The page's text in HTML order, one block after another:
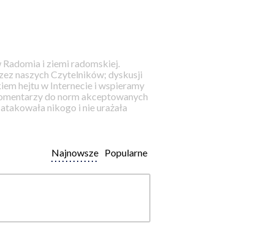
i ziemi radomskiej.
naszych Czytelników; dyskusji
hejtu w Internecie i wspieramy
do norm akceptowanych
nikogo i nie urażała
Popularne
Najnowsze